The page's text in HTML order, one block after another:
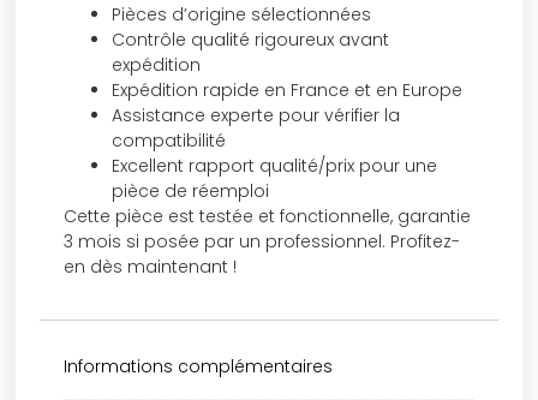
Pièces d’origine sélectionnées
Contrôle qualité rigoureux avant
expédition
Expédition rapide en France et en Europe
Assistance experte pour vérifier la
compatibilité
Excellent rapport qualité/prix pour une
pièce de réemploi
Cette pièce est testée et fonctionnelle, garantie
3 mois si posée par un professionnel. Profitez-
en dès maintenant !
Informations complémentaires